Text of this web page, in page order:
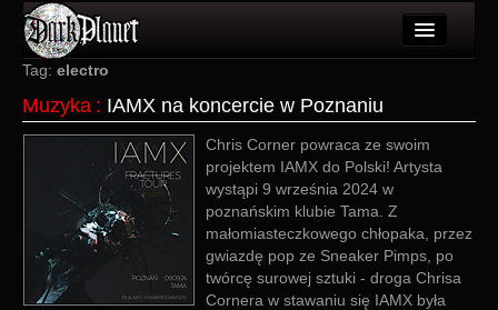
Artykuły
Użytkownicy
Wydarzenia
Galeria
Forum
Tag: electro
Muzyka : IAMX na koncercie w Poznaniu
Chris Corner powraca ze swoim
projektem IAMX do Polski! Artysta
wystąpi 9 września 2024 w
poznańskim klubie Tama. Z
małomiasteczkowego chłopaka, przez
gwiazdę pop ze Sneaker Pimps, po
twórcę surowej sztuki - droga Chrisa
Cornera w stawaniu się IAMX była